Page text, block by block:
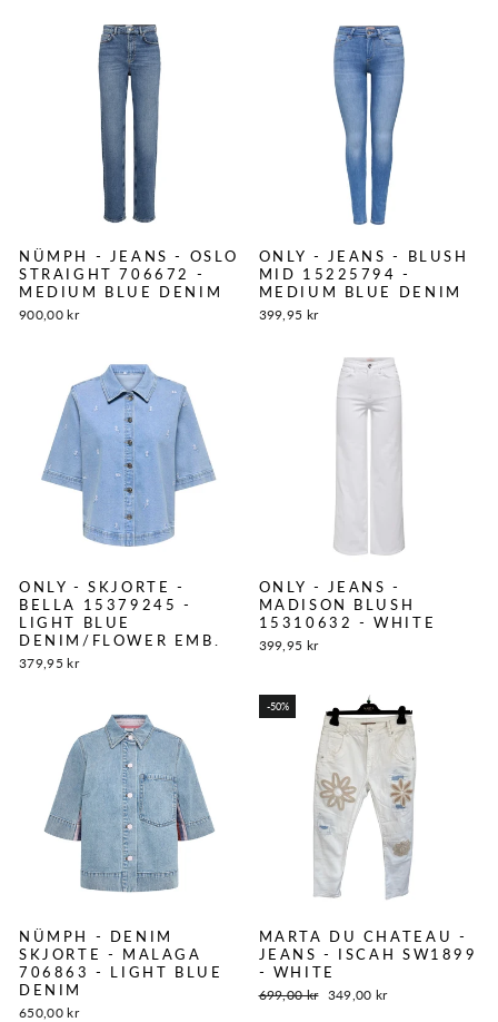
NÜMPH - JEANS - OSLO
STRAIGHT 706672 -
MEDIUM BLUE DENIM
900,00 kr
ONLY - JEANS - BLUSH
MID 15225794 -
MEDIUM BLUE DENIM
399,95 kr
ONLY - SKJORTE -
BELLA 15379245 -
LIGHT BLUE
DENIM/FLOWER EMB.
379,95 kr
ONLY - JEANS -
MADISON BLUSH
15310632 - WHITE
399,95 kr
NÜMPH - DENIM
SKJORTE - MALAGA
706863 - LIGHT BLUE
DENIM
650,00 kr
-50%
MARTA DU CHATEAU -
JEANS - ISCAH SW1899
- WHITE
Normalpris
699,00 kr Tilbudspris
349,00 kr